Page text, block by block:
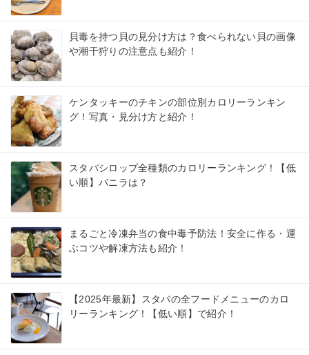
貝毒を持つ貝の見分け方は？食べられない貝の画像
や潮干狩りの注意点も紹介！
ケンタッキーのチキンの部位別カロリーランキン
グ！写真・見分け方と紹介！
スタバシロップ全種類のカロリーランキング！【低
い順】バニラは？
まるごと冷凍弁当の食中毒予防法！安全に作る・運
ぶコツや解凍方法も紹介！
【2025年最新】スタバの全フードメニューのカロ
リーランキング！【低い順】で紹介！